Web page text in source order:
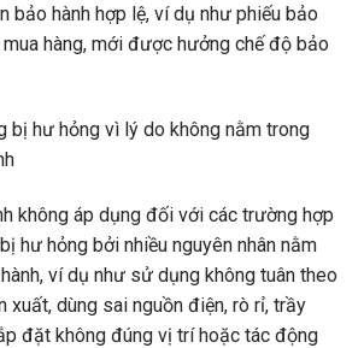
bảo hành hợp lệ, ví dụ như phiếu bảo
mua hàng, mới được hưởng chế độ bảo
bị hư hỏng vì lý do không nằm trong
không áp dụng đối với các trường hợp
bị hư hỏng bởi nhiều nguyên nhân nằm
ví dụ như sử dụng không tuân theo
xuất, dùng sai nguồn điện, rò rỉ, trầy
đặt không đúng vị trí hoặc tác động